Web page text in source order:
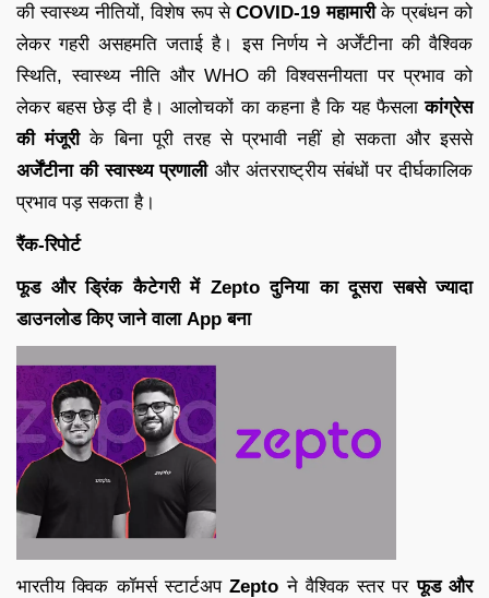
की स्वास्थ्य नीतियों, विशेष रूप सेCOVID-19 महामारीके प्रबंधन को
लेकर गहरी असहमति जताई है। इस निर्णय ने अर्जेंटीना की वैश्विक
स्थिति, स्वास्थ्य नीति और WHO की विश्वसनीयता पर प्रभाव को
लेकर बहस छेड़ दी है। आलोचकों का कहना है कि यह फैसलाकांग्रेस
की मंजूरीके बिना पूरी तरह से प्रभावी नहीं हो सकता और इससे
अर्जेंटीना की स्वास्थ्य प्रणालीऔर अंतरराष्ट्रीय संबंधों पर दीर्घकालिक
प्रभाव पड़ सकता है।
रैंक-रिपोर्ट
फूड और ड्रिंक कैटेगरी में Zepto दुनिया का दूसरा सबसे ज्यादा
डाउनलोड किए जाने वाला App बना
भारतीय क्विक कॉमर्स स्टार्टअपZepto ने वैश्विक स्तर परफूड और